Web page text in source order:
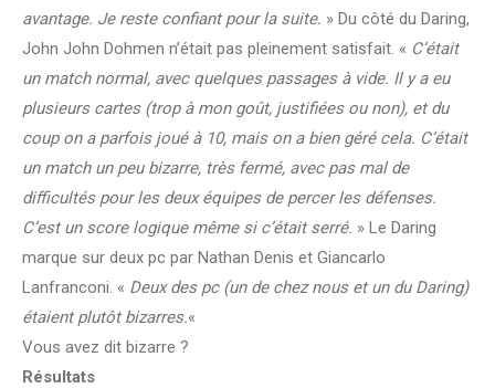
avantage. Je reste confiant pour la suite. » Du côté du Daring,
John John Dohmen n’était pas pleinement satisfait. « C’était
un match normal, avec quelques passages à vide. Il y a eu
plusieurs cartes (trop à mon goût, justifiées ou non), et du
coup on a parfois joué à 10, mais on a bien géré cela. C’était
un match un peu bizarre, très fermé, avec pas mal de
difficultés pour les deux équipes de percer les défenses.
C’est un score logique même si c’était serré. » Le Daring
marque sur deux pc par Nathan Denis et Giancarlo
Lanfranconi. « Deux des pc (un de chez nous et un du Daring)
étaient plutôt bizarres.«
Vous avez dit bizarre ?
Résultats